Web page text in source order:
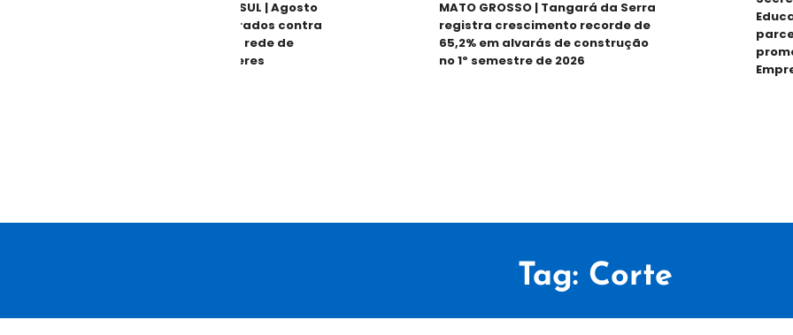
MATO GROSSO DO SUL | Agosto
Lilás mobiliza Dourados contra
violência e reforça rede de
proteção às mulheres
MATO GROSSO | Tangará da Serra
registra crescimento recorde de
65,2% em alvarás de construção
no 1º semestre de 2026
Tag: Corte